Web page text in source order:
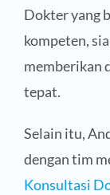
Dokter yang
kompeten,
memberikan
tepat.
Selain itu,
dengan tim
Konsultasi